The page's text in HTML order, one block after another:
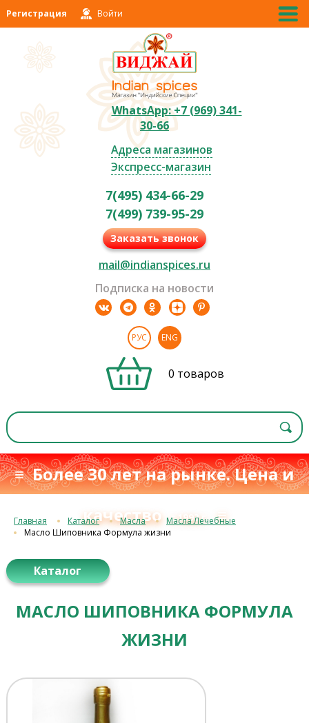
Регистрация Войти
WhatsApp: +7 (969) 341-
30-66
Адреса магазинов
Экспресс-магазин
7(495) 434-66-29
7(499) 739-95-29
Заказать звонок
mail@indianspices.ru
Подписка на новости
РУС ENG
0 товаров
≡ Более 30 лет на рынке. Цена и
качествос 1993 г.≡
Главная Каталог Масла
Масла Лечебные
Масло Шиповника Формула жизни
Каталог
МАСЛО ШИПОВНИКА ФОРМУЛА
ЖИЗНИ